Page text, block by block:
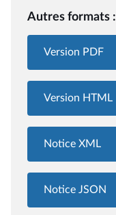
Autres formats :
Version PDF
Version HTML
Notice XML
Notice JSON